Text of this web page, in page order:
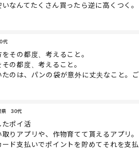
なんてたくさん買ったら逆に高くつく。
代
その都度、考えること。
の都度、考えること。
のは、パンの袋が意外に丈夫なこと。ご
県 30代
たポイ活
りアプリや、作物育てて貰えるアプリ。
ド支払いでポイントを貯めてそれを支払